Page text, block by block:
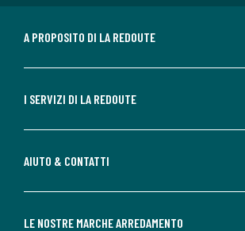
A PROPOSITO DI LA REDOUTE
I SERVIZI DI LA REDOUTE
AIUTO & CONTATTI
LE NOSTRE MARCHE ARREDAMENTO